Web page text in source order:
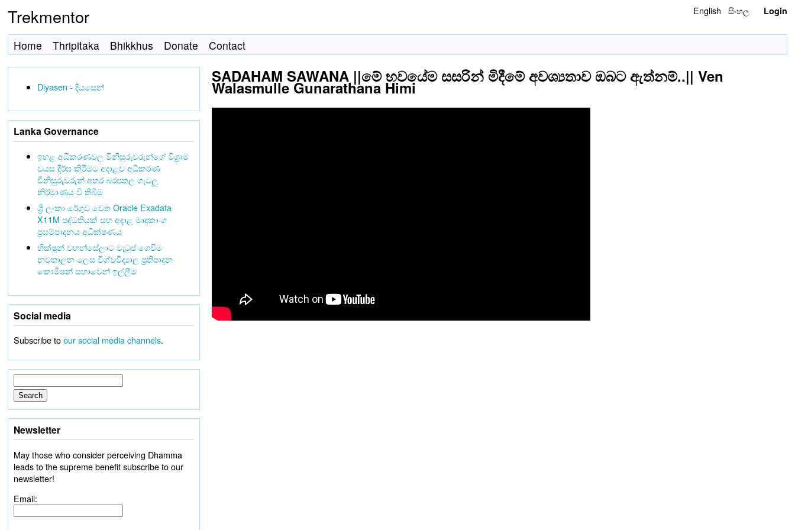
Trekmentor English සිංහල Login
Home Thripitaka Bhikkhus Donate Contact
SADAHAM SAWANA ||මේ භවයේම සසරින් මිදීමේ අවශ්‍යතාව ඔබට ඇත්නම්..|| Ven
Walasmulle Gunarathana Himi
Diyasen - දියසෙන්
Lanka Governance
ඉහළ අධිකරණවල විනිසුරුවරුන්ගේ විශ්‍රාම
වයස දීර්ඝ කිරීමට අදාළව අධිකරණ
විනිසුරුවරුන් අතර බරපතල ගැටලු
නිර්මාණය වී තිබීම
ශ්‍රී ලංකා රේගුව වෙත Oracle Exadata
X11M පද්ධතියක් සහ අදාළ මෘදුකාංග
ප්‍රසම්පාදනය අධීක්ෂණය
භික්ෂූන් වහන්සේලාට වැටුප් ගෙවීම
නවතාලන ලෙස විශ්වවිද්‍යාල ප්‍රතිපාදන
කොමිෂන් සභාවෙන් ඉල්ලීම
Social media
Subscribe toour social media channels.
Newsletter
May those who consider perceiving Dhamma
leads to the supreme benefit subscribe to our
newsletter!
Email: